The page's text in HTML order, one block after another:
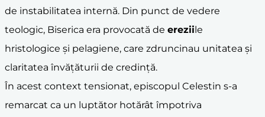
de instabilitatea internă. Din punct de vedere
teologic, Biserica era provocată de ereziile
hristologice și pelagiene, care zdruncinau unitatea și
claritatea învățăturii de credință.
În acest context tensionat, episcopul Celestin s-a
remarcat ca un luptător hotărât împotriva